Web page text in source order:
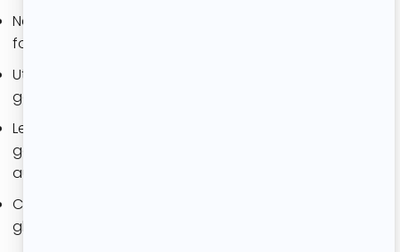
Ne surcuis pas le brownie pour conserver un cœur ultra
fondant.
Utilise un chocolat noir pâtissier de qualité pour un
goût plus intense.
Les cerises fraîches apportent plus de jus et de
gourmandise, mais les cerises surgelées fonctionnent
aussi très bien.
Ce brownie est délicieux servi tiède avec une boule de
glace vanille.